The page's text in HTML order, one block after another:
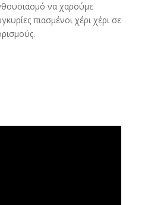
να χαρούμε
πιασμένοι χέρι χέρι σε